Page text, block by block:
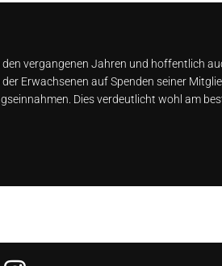
vergangenen Jahren und hoffentlich
Erwachsenen auf Spenden seiner
Dies verdeutlicht wohl am